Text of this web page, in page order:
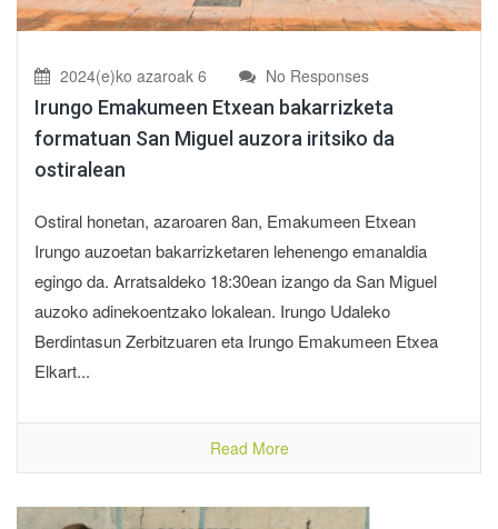
2024(e)ko azaroak 6 No Responses
Irungo Emakumeen Etxean bakarrizketa
formatuan San Miguel auzora iritsiko da
ostiralean
Ostiral honetan, azaroaren 8an, Emakumeen Etxean
Irungo auzoetan bakarrizketaren lehenengo emanaldia
egingo da. Arratsaldeko 18:30ean izango da San Miguel
auzoko adinekoentzako lokalean. Irungo Udaleko
Berdintasun Zerbitzuaren eta Irungo Emakumeen Etxea
Elkart...
Read More